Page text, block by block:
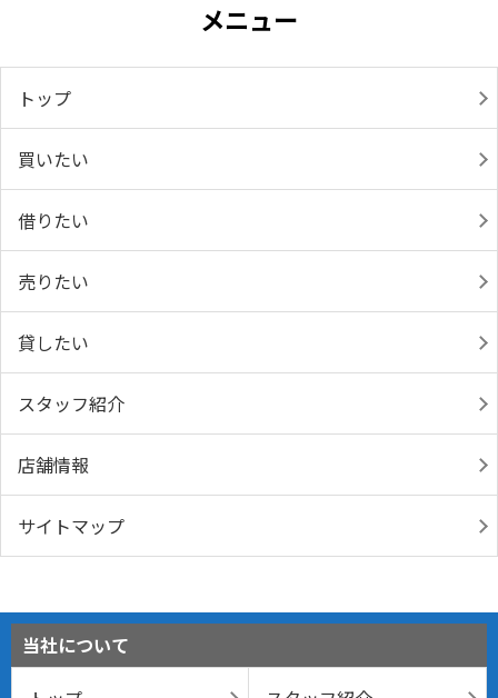
メニュー
トップ
買いたい
借りたい
売りたい
貸したい
スタッフ紹介
店舗情報
サイトマップ
当社について